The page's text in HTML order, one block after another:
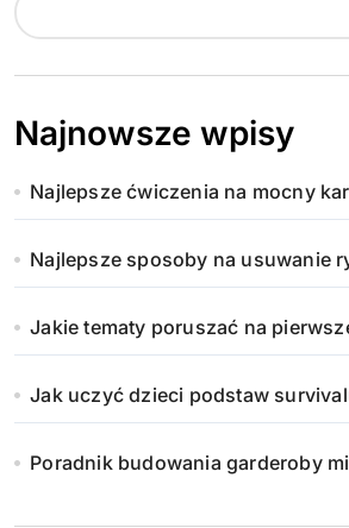
Najnowsze wpisy
Najlepsze ćwiczenia na mocny
Najlepsze sposoby na usuwanie
Jakie tematy poruszać na
Jak uczyć dzieci podstaw
Poradnik budowania garderoby